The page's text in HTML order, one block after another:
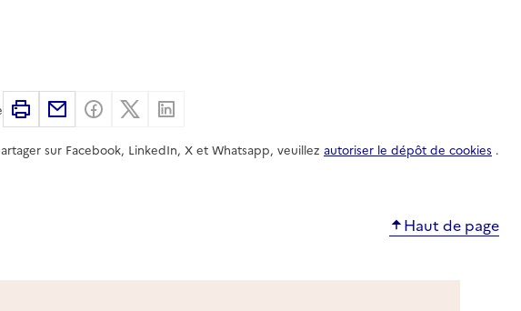
ImprimerPartager par email
Partager sur Facebook
Partager sur X
sur Facebook, LinkedIn, X et Whatsapp, veuillez autoriser le dépôt de cookies .
Haut de page